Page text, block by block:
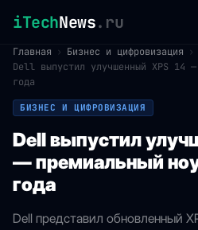
iTechNews.ru
Главная › Бизнес и цифровизация
›
Dell выпустил улучшенный XPS 14
года
БИЗНЕС И ЦИФРОВИЗАЦИЯ
Dell выпустил
— премиальный
года
Dell представил обновленный